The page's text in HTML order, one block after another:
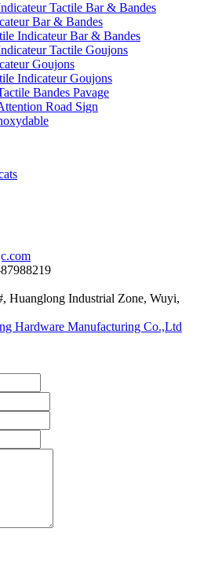
Tactile Bar & Bandes
Bar & Bandes
Indicateur Bar & Bandes
Tactile Goujons
Goujons
Indicateur Goujons
Bandes Pavage
Road Sign
Huanglong Industrial Zone, Wuyi,